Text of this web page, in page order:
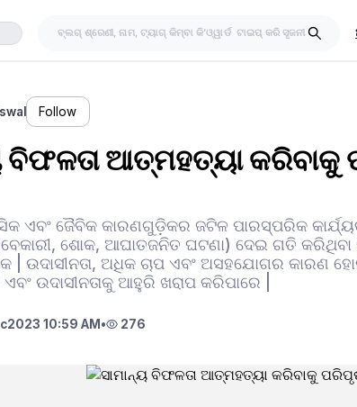
Follow
ବିଫଳତା ଆତ୍ମହତ୍ୟା
ଏବଂ ଜୈବିକ କାରଣଗୁଡ଼ିକର ଜଟିଳ ପାରସ୍ପରିକ
ଶୋକ, ଆଘାତଜନିତ ଘଟଣା) ଦେଇ ଗତି କରିଥିବା
| ଉଦାସୀନତା, ଅଧିକ ଚାପ ଏବଂ ଅସହଯୋଗର କାରଣ
ଉଦାସୀନତାକୁ ଆହୁରି ଖରାପ କରିପାରେ |
2023 10:59 AM • 276